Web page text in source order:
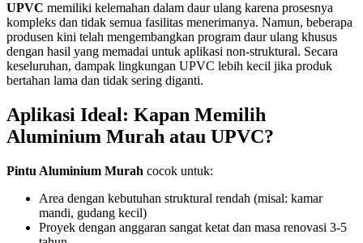
UPVC memiliki kelemahan dalam daur ulang karena prosesnya
kompleks dan tidak semua fasilitas menerimanya. Namun, beberapa
produsen kini telah mengembangkan program daur ulang khusus
dengan hasil yang memadai untuk aplikasi non-struktural. Secara
keseluruhan, dampak lingkungan UPVC lebih kecil jika produk
bertahan lama dan tidak sering diganti.
Aplikasi Ideal: Kapan Memilih
Aluminium Murah atau UPVC?
Pintu Aluminium Murah cocok untuk:
Area dengan kebutuhan struktural rendah (misal: kamar
mandi, gudang kecil)
Proyek dengan anggaran sangat ketat dan masa renovasi 3-5